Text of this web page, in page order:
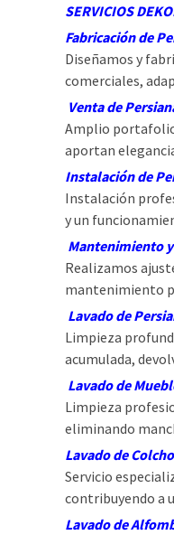
SERVICIOS
Fabricación de
Diseñamos y
comerciales,
Venta de
Amplio
aportan
Instalación de
Instalación
y un
Mantenimiento
Realizamos
mantenimiento
Lavado de
Limpieza
acumulada,
Lavado de
Limpieza
eliminando
Lavado de
Servicio
contribuyendo a
Lavado de